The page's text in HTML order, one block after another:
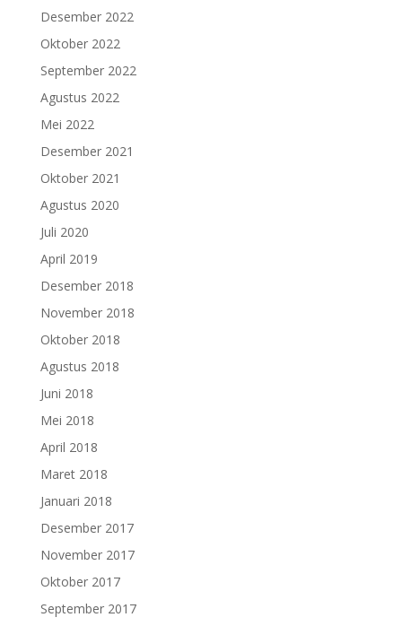
Desember 2022
Oktober 2022
September 2022
Agustus 2022
Mei 2022
Desember 2021
Oktober 2021
Agustus 2020
Juli 2020
April 2019
Desember 2018
November 2018
Oktober 2018
Agustus 2018
Juni 2018
Mei 2018
April 2018
Maret 2018
Januari 2018
Desember 2017
November 2017
Oktober 2017
September 2017